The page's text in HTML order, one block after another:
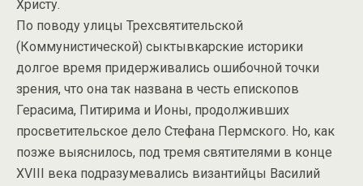
Христу.
По поводу улицы Трехсвятительской
(Коммунистической) сыктывкарские историки
долгое время придерживались ошибочной точки
зрения, что она так названа в честь епископов
Герасима, Питирима и Ионы, продолживших
просветительское дело Стефана Пермского. Но, как
позже выяснилось, под тремя святителями в конце
XVIII века подразумевались византийцы Василий